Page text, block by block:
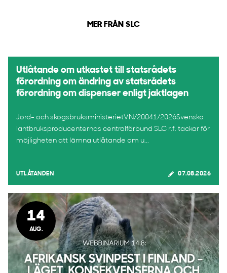
MER FRÅN SLC
Utlåtande om utkastet till statsrådets
förordning om ändring av statsrådets
förordning om dispenser enligt jaktlagen
Jord- och skogsbruksministerietVN/20041/2026Svenska
lantbruksproducenternas centralförbund SLC r.f. tackar för
möjligheten att lämna utlåtande om u...
UTLÅTANDEN 07.08.2026
14
AUG.